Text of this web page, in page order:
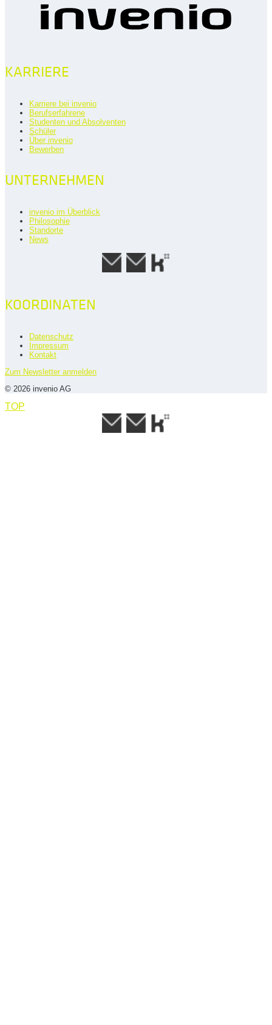
KARRIERE
Karriere bei invenio
Berufserfahrene
Studenten und Absolventen
Schüler
Über invenio
Bewerben
UNTERNEHMEN
invenio im Überblick
Philosophie
Standorte
News
KOORDINATEN
Datenschutz
Impressum
Kontakt
Zum Newsletter anmelden
© 2026 invenio AG
TOP